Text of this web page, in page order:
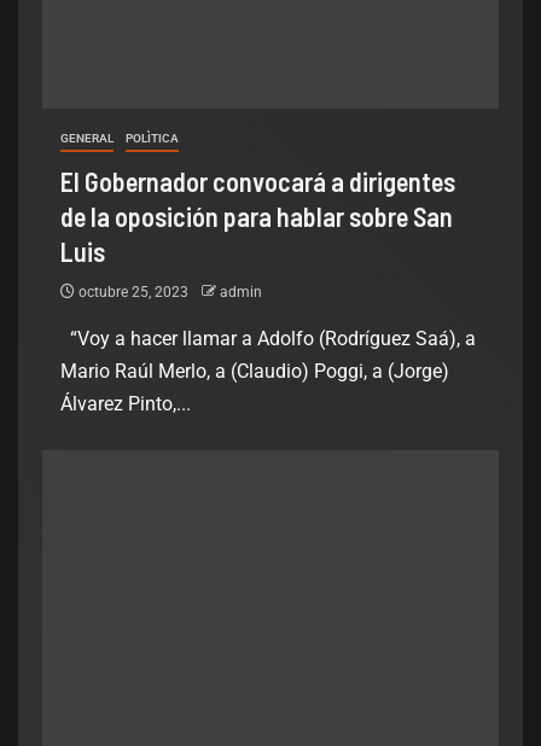
GENERAL POLÌTICA
El Gobernador convocará a dirigentes
de la oposición para hablar sobre San
Luis
octubre 25, 2023 admin
“Voy a hacer llamar a Adolfo (Rodríguez Saá), a
Mario Raúl Merlo, a (Claudio) Poggi, a (Jorge)
Álvarez Pinto,...